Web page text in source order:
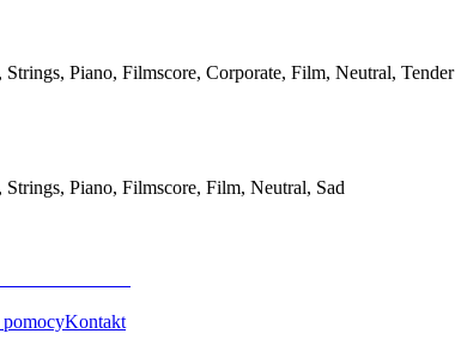
Strings, Piano, Filmscore, Corporate, Film, Neutral, Tender
Strings, Piano, Filmscore, Film, Neutral, Sad
Kontakt